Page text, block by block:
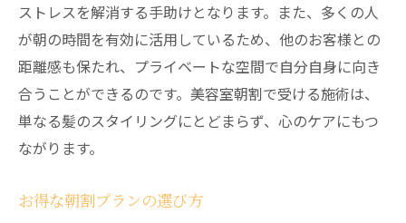
ストレスを解消する手助けとなります。また、多くの人
が朝の時間を有効に活用しているため、他のお客様との
距離感も保たれ、プライベートな空間で自分自身に向き
合うことができるのです。美容室朝割で受ける施術は、
単なる髪のスタイリングにとどまらず、心のケアにもつ
ながります。
お得な朝割プランの選び方